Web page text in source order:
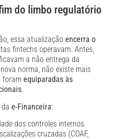
do limbo regulatório
essa atualização encerra o
fintechs operavam. Antes,
a não entrega da
norma, não existe mais
foram equiparadas às
.
e-Financeira:
dos controles internos.
cruzadas (COAF,